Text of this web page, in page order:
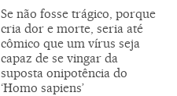
Se não fosse trágico, porque
cria dor e morte, seria até
cômico que um vírus seja
capaz de se vingar da
suposta onipotência do
‘Homo sapiens’